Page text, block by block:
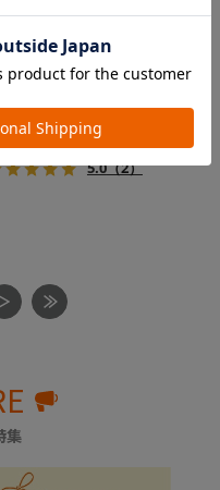
ァ
登場！幌はファスナー式
やネコちゃんの抜け出し
防止！キャリー部前面にメ
ュがプラスされた通気性
39,600
5.0（2）
集